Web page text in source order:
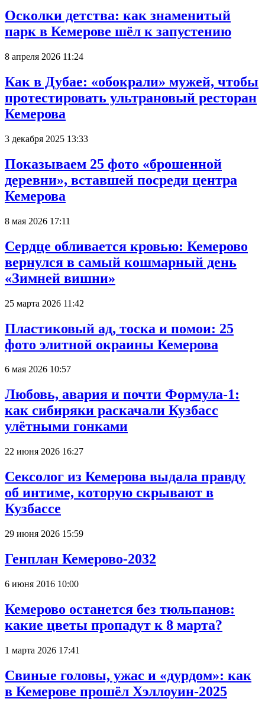
Осколки детства: как знаменитый
парк в Кемерове шёл к запустению
8 апреля 2026 11:24
Как в Дубае: «обокрали» мужей, чтобы
протестировать ультрановый ресторан
Кемерова
3 декабря 2025 13:33
Показываем 25 фото «брошенной
деревни», вставшей посреди центра
Кемерова
8 мая 2026 17:11
Сердце обливается кровью: Кемерово
вернулся в самый кошмарный день
«Зимней вишни»
25 марта 2026 11:42
Пластиковый ад, тоска и помои: 25
фото элитной окраины Кемерова
6 мая 2026 10:57
Любовь, авария и почти Формула-1:
как сибиряки раскачали Кузбасс
улётными гонками
22 июня 2026 16:27
Сексолог из Кемерова выдала правду
об интиме, которую скрывают в
Кузбассе
29 июня 2026 15:59
Генплан Кемерово-2032
6 июня 2016 10:00
Кемерово останется без тюльпанов:
какие цветы пропадут к 8 марта?
1 марта 2026 17:41
Свиные головы, ужас и «дурдом»: как
в Кемерове прошёл Хэллоуин-2025